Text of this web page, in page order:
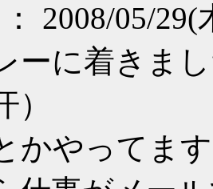
： 2008/05/
ーに着きま
かやってま